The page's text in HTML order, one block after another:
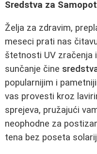
Sredstva za
Želja za zdravim,
meseci prati nas
štetnosti UV zračenja
sunčanje čine
popularnijim i
vas provesti kroz
sprejeva, pružajući
neophodne za
tena bez poseta